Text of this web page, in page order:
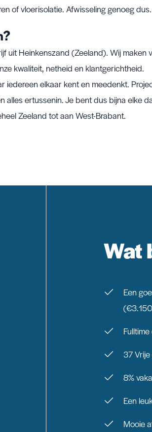
of vloerisolatie. Afwisseling genoeg dus.
uit Heinkenszand (Zeeland). Wij maken
kwaliteit, netheid en klantgerichtheid.
iedereen elkaar kent en meedenkt.
alles ertussenin. Je bent dus bijna elke
Zeeland tot aan West-Brabant.
Wat
Een
37
8%
Een
Mooie